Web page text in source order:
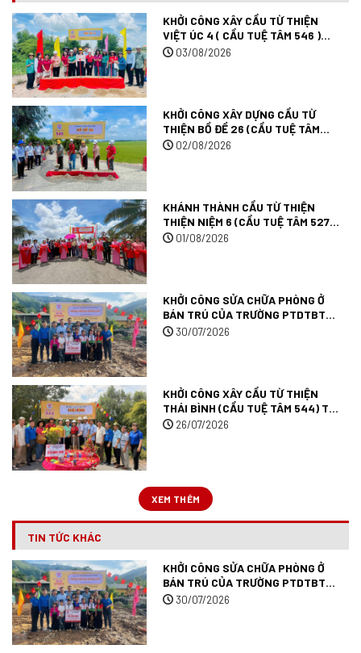
KHỞI CÔNG XÂY CẦU TỪ THIỆN
VIỆT ÚC 4 ( CẦU TUỆ TÂM 546 )
TẠI TÂY NINH.
03/08/2026
KHỞI CÔNG XÂY DỰNG CẦU TỪ
THIỆN BỒ ĐỀ 26 (CẦU TUỆ TÂM
545) TẠI TỈNH TÂY NINH.
02/08/2026
KHÁNH THÀNH CẦU TỪ THIỆN
THIỆN NIỆM 6 (CẦU TUỆ TÂM 527)
TẠI TỈNH AN GIANG.
01/08/2026
KHỞI CÔNG SỬA CHỮA PHÒNG Ở
BÁN TRÚ CỦA TRƯỜNG PTDTBT
TIỂU HỌC MƯỜNG ANH (TRƯỜNG
30/07/2026
KHỞI CÔNG XÂY CẦU TỪ THIỆN
THÁI BÌNH (CẦU TUỆ TÂM 544) TẠI
ĐỒNG THÁP.
26/07/2026
XEM THÊM
TIN TỨC KHÁC
KHỞI CÔNG SỬA CHỮA PHÒNG Ở
BÁN TRÚ CỦA TRƯỜNG PTDTBT
TIỂU HỌC MƯỜNG ANH (TRƯỜNG
30/07/2026